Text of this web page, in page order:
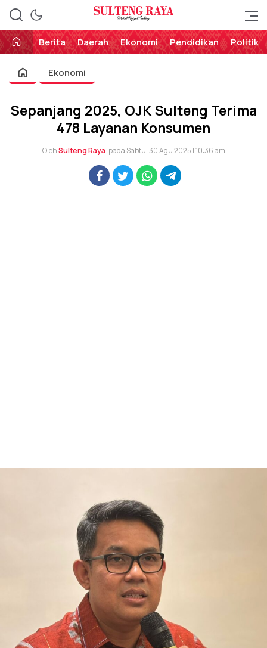
Sulteng Raya
Perekat Rakyat Sulteng
Berita
Daerah Ekonomi Pendidikan Politik
Ekonomi
Sepanjang 2025, OJK Sulteng Terima
478 Layanan Konsumen
OlehSulteng Raya pada Sabtu, 30 Agu 2025 | 10:36 am